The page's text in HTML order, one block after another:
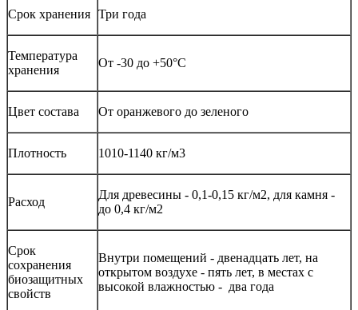
Срок хранения Три года
Температура
хранения
От -30 до +50°С
Цвет состава От оранжевого до зеленого
Плотность 1010-1140 кг/м3
Расход
Для древесины - 0,1-0,15 кг/м2, для камня -
до 0,4 кг/м2
Срок
сохранения
биозащитных
свойств
Внутри помещений - двенадцать лет, на
открытом воздухе - пять лет, в местах с
высокой влажностью - два года